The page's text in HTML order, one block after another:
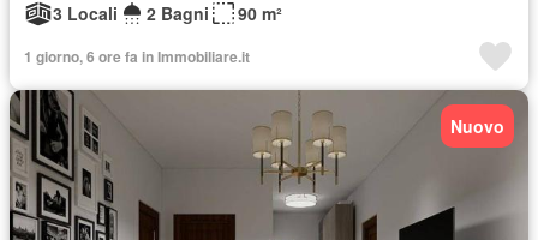
3 Locali
2 Bagni 90 m²
1 giorno, 6 ore fa in Immobiliare.it
Nuovo